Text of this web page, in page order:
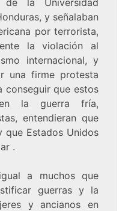
la Universidad
y señalaban
por terrorista,
la violación al
internacional, y
una firme protesta
conseguir que estos
en la guerra fría,
entendieran que
que Estados Unidos
.
a muchos que
guerras y la
y ancianos en